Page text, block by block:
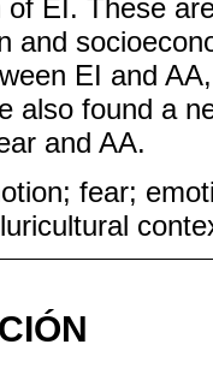
of EI. These
and
EI and
also found a
and AA.
fear;